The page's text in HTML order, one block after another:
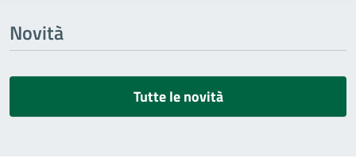
Novità
Tutte le novità